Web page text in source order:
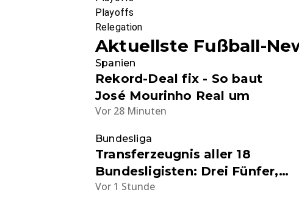
Playoffs
Relegation
Aktuellste Fußball-
Spanien
Rekord-Deal fix - So baut
José Mourinho Real um
Vor 28 Minuten
Bundesliga
Transferzeugnis aller 18
Bundesligisten: Drei Fünfer,
FC Bayern verpasst knapp die
Vor 1 Stunde